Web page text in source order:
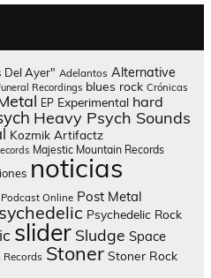
Del Ayer" Adelantos Alternative
Recordings blues rock Crónicas
EP Experimental hard
Heavy Psych Sounds
Kozmik Artifactz
Majestic Mountain Records
noticias
Podcast Online Post Metal
Psychedelic Rock
slider Sludge Space
Records Stoner Stoner Rock